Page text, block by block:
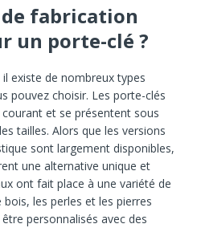
fabrication
un porte-clé ?
il existe de nombreux types
pouvez choisir. Les porte-clés
et se présentent sous
tailles. Alors que les versions
sont largement disponibles,
une alternative unique et
ont fait place à une variété de
les perles et les pierres
personnalisés avec des